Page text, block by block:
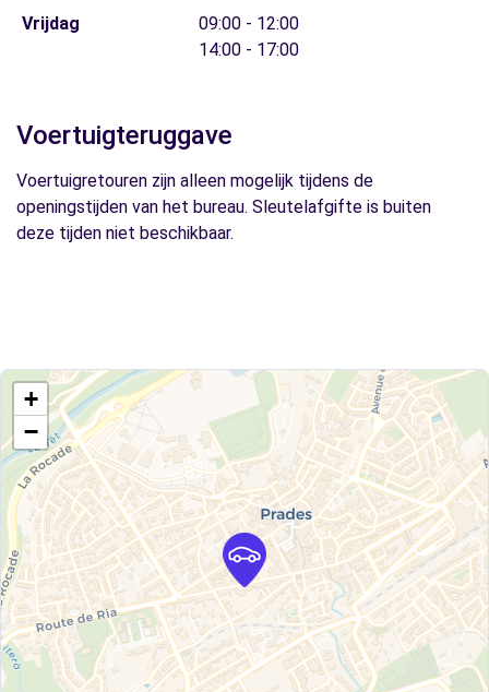
Vrijdag
09:00 - 12:00
14:00 - 17:00
Voertuigteruggave
Voertuigretouren zijn alleen mogelijk tijdens de
openingstijden van het bureau. Sleutelafgifte is buiten
deze tijden niet beschikbaar.
+
−